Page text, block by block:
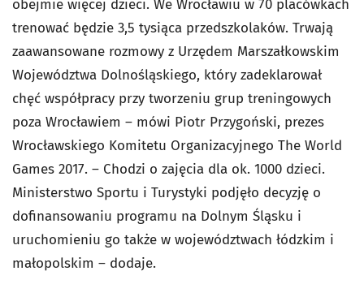
obejmie więcej dzieci. We Wrocławiu w 70 placówkach
trenować będzie 3,5 tysiąca przedszkolaków. Trwają
zaawansowane rozmowy z Urzędem Marszałkowskim
Województwa Dolnośląskiego, który zadeklarował
chęć współpracy przy tworzeniu grup treningowych
poza Wrocławiem – mówi Piotr Przygoński, prezes
Wrocławskiego Komitetu Organizacyjnego The World
Games 2017. – Chodzi o zajęcia dla ok. 1000 dzieci.
Ministerstwo Sportu i Turystyki podjęło decyzję o
dofinansowaniu programu na Dolnym Śląsku i
uruchomieniu go także w województwach łódzkim i
małopolskim – dodaje.